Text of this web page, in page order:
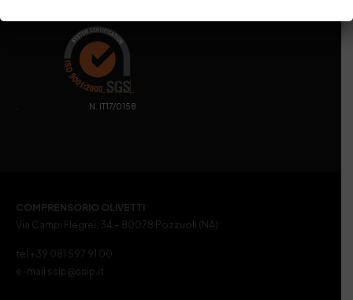
. N. IT17/0158
COMPRENSORIO OLIVETTI
Via Campi Flegrei, 34 – 80078 Pozzuoli (NA)
tel +39 081 597 91 00
e-mail ssip@ssip.it